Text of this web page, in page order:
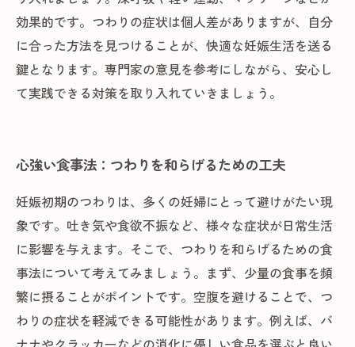
効果的です。つわりの症状は個人差がありますが、自分
に合った方法を見つけることが、快適な妊娠生活を送る
鍵となります。専門家の意見を参考にしながら、安心し
て実践できる対策を取り入れていきましょう。
心強い食事法：つわりを和らげるための工夫
妊娠初期のつわりは、多くの妊婦にとって避けがたい現
象です。吐き気や食欲不振など、様々な症状が日常生活
に影響を与えます。そこで、つわりを和らげるための食
事法について考えてみましょう。まず、少量の食事を頻
繁に摂ることがポイントです。空腹を避けることで、つ
わりの症状を軽減できる可能性があります。例えば、バ